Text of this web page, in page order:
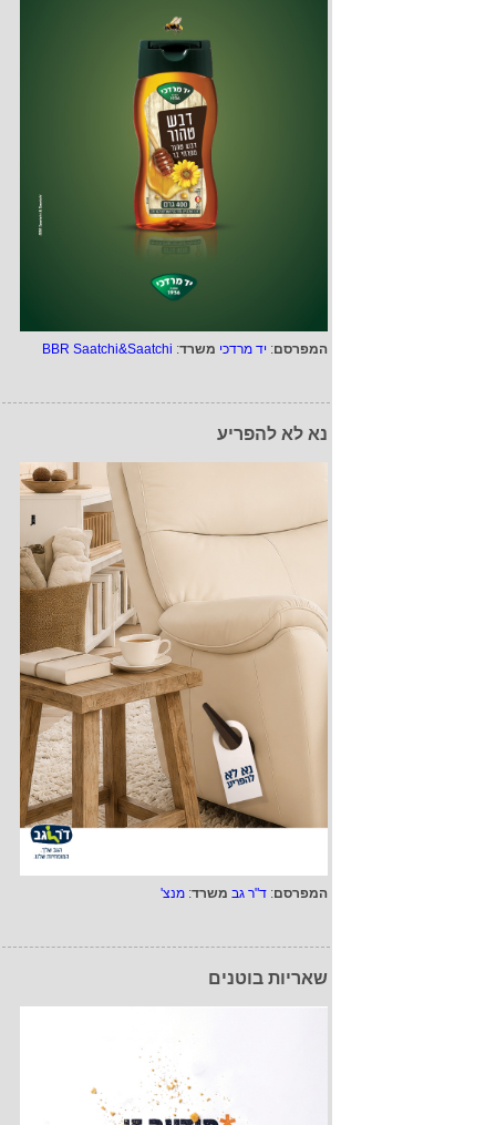
המפרסם: יד מרדכי משרד:
BBR Saatchi&Saatchi
נא לא להפריע
המפרסם: ד"ר גב משרד: מנצ'
שאריות בוטנים